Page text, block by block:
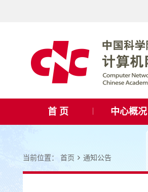
首 页 中心概况
当前位置： 首页 通知公告